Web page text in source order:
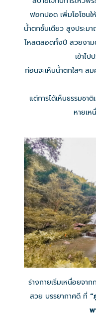
ฟอกปอด เพิ่มโอโซนใ
น้ำตกชั้นเดียว สูงประม
ไหลตลอดทั้งปี สวยงาม
เข้าไ
ก่อนจะเห็นน้ำตกใสๆ ส
แต่การได้เห็นธรรมชา
หายเห
ร่างกายเริ่มเหนื่อยจา
สวย บรรยากาศดี ที่ “
พ